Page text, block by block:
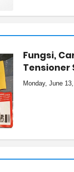
Fungsi,
Tensioner
Monday, June